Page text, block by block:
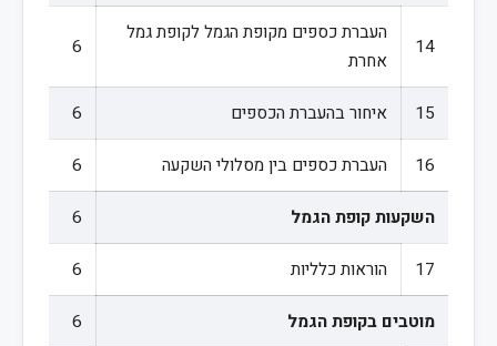
14
העברת כספים מקופת הגמל לקופת גמל
אחרת
6
15 איחור בהעברת הכספים 6
16 העברת כספים בין מסלולי השקעה 6
השקעות קופת הגמל 6
17 הוראות כלליות 6
מוטבים בקופת הגמל 6